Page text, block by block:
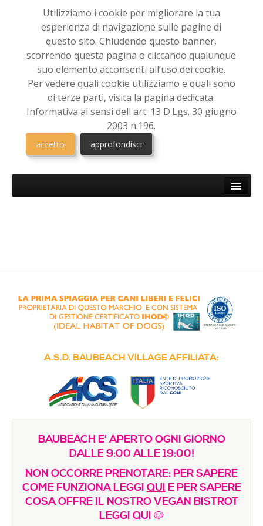
Utilizziamo i cookie per migliorare la tua
esperienza di navigazione sulle pagine di
questo sito. Chiudendo questo banner,
scorrendo questa pagina o cliccando qualunque
suo elemento acconsenti all’uso dei cookie.
Per vedere quali cookie utilizziamo e quali sono
di terze parti, visita la pagina dedicata.
Informativa ai sensi dell'art. 13 D.Lgs. 30 giugno
2003 n.196.
accetto approfondisci
Contatti / Dove siamo
Decalogo della Resilienza
Vuoi creare una sede?
Regolamenti e Registri
Sinergie, Comunicazione e Immagine
Riconoscimenti e certificazioni
A.S.D. BAUBEACH VILLAGE AFFILIATA:
BAUBEACH E' APERTO OGNI GIORNO
DALLE 9:00 ALLE 19:00!
NON OCCORRE PRENOTARE: PER SAPERE
COME FUNZIONA LEGGI QUI E PER SAPERE
COSA OFFRE IL NOSTRO VEGAN BISTROT
LEGGI QUI 🐶